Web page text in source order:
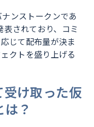
ンストークンであ
されており、コミ
じて配布量が決ま
クトを盛り上げる
け取った仮
？